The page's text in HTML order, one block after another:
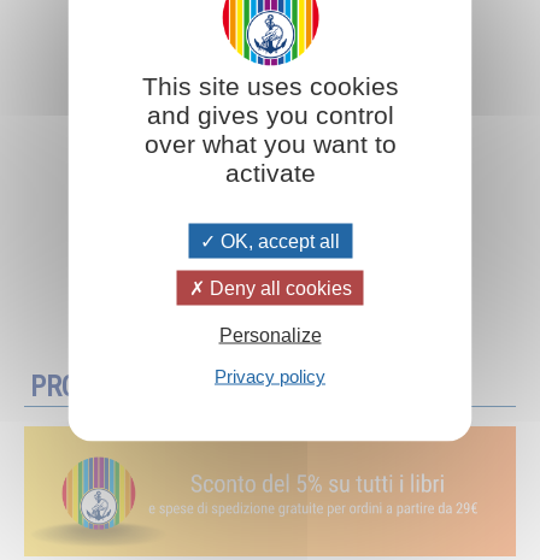
Aggiungi al carrello
PROMOZIONI
This site uses cookies
and gives you control
over what you want to
activate
OK, accept all
Deny all cookies
Personalize
Privacy policy